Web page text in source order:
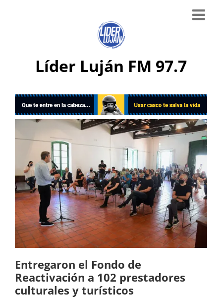
Líder Luján FM 97.7
Entregaron el Fondo de
Reactivación a 102 prestadores
culturales y turísticos